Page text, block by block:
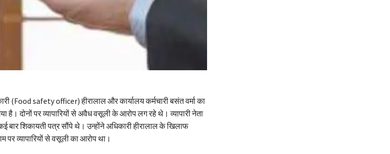
(Food safety officer) हीरालाल और कार्यालय कर्मचारी बसंत वर्मा का
दोनों पर व्यापारियों से अवैध वसूली के आरोप लग रहे थे। व्यापारी नेता
बार शिकायती पत्र सौंपे थे। उन्होंने अधिकारी हीरालाल के खिलाफ
पर व्यापारियों से वसूली का आरोप था।